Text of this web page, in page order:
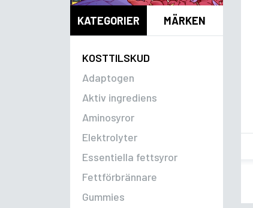
KATEGORIER MÄRKEN
KOSTTILSKUD
Adaptogen
Aktiv ingrediens
Aminosyror
Elektrolyter
Essentiella fettsyror
Fettförbrännare
Gummies